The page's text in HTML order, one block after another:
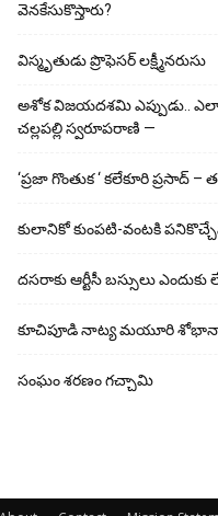
వెనకేసుకొస్తారు?
విస్మృతుడు ప్రొఫెసర్ లక్ష్మీనరుసు
అశోక విజ‌య‌ద‌శ‌మి ఎప్పుడు.. ఎలా
చల్లపల్లి స్వరూపరాణి —
‘ప్రజా గొంతుక ‘ కలేకూరి ప్రసాద్
కులానికో కుంప‌టి-వంట‌కి
ద‌స‌రాకు ఆర్టీసీ బ‌స్సులు ఎందుకు
కూచిపూడి నాట్య మ‌యూరి
సంఘం శరణం గచ్చామి